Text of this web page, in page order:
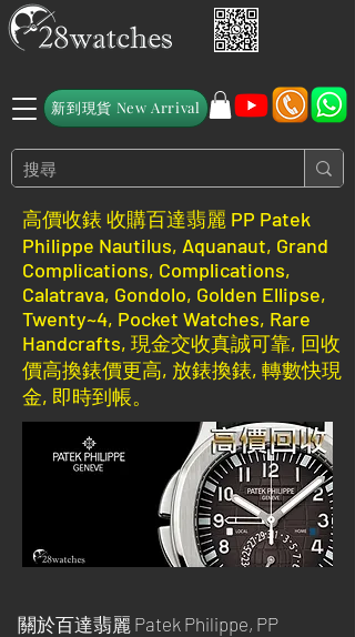
新到現貨 New Arrival
高價收錶 收購百達翡麗 PP Patek
Philippe Nautilus, Aquanaut, Grand
Complications, Complications,
Calatrava, Gondolo, Golden Ellipse,
Twenty~4, Pocket Watches, Rare
Handcrafts, 現金交收真誠可靠, 回收
價高換錶價更高, 放錶換錶, 轉數快現
金, 即時到帳。
關於百達翡麗 Patek Philippe, PP